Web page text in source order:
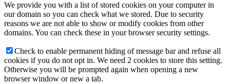
We provide you with a list of stored cookies on your computer in
our domain so you can check what we stored. Due to security
reasons we are not able to show or modify cookies from other
domains. You can check these in your browser security settings.
Check to enable permanent hiding of message bar and refuse all
cookies if you do not opt in. We need 2 cookies to store this setting.
Otherwise you will be prompted again when opening a new
browser window or new a tab.